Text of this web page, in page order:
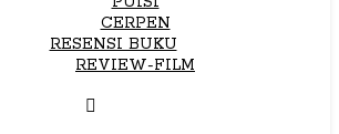
CERPEN
RESENSI BUKU
REVIEW-FILM